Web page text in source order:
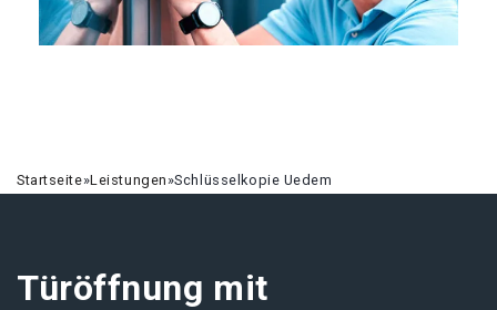
Startseite»Leistungen»Schlüsselkopie Uedem
Türöffnung mit